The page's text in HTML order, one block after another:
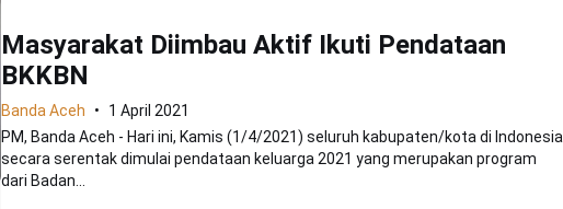
Masyarakat Diimbau Aktif Ikuti Pendataan
BKKBN
Banda Aceh
1 April 2021
PM, Banda Aceh - Hari ini, Kamis (1/4/2021) seluruh kabupaten/kota di Indonesia
secara serentak dimulai pendataan keluarga 2021 yang merupakan program
dari Badan...